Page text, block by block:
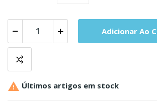
Adicionar Ao
 Últimos artigos em stock